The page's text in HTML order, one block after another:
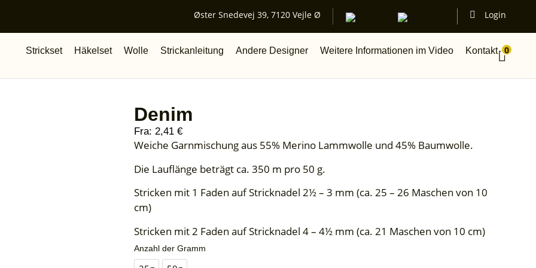
Øster Snedevej 39, 7120 Vejle Ø Login
Strickset Häkelset Wolle Strickanleitung Andere Designer Weitere Informationen im Video Kontakt 0
Denim
Fra: 2,41 €
Weiche Garnmischung aus 55% Merino Lammwolle und 45% Baumwolle.
Die Lauflänge beträgt ca. 350 m pro 50 g.
Stricken mit 1 Faden auf Stricknadel 2½ – 3 mm (ca. 25 – 26 Maschen von 10
cm)
Stricken mit 2 Faden auf Stricknadel 4 – 4½ mm (ca. 21 Maschen von 10 cm)
Anzahl der Gramm